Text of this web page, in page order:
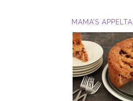
MAMA’S